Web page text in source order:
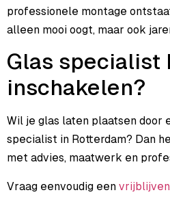
professionele montage
alleen mooi oogt, maar ook
Glas specialist
inschakelen?
Wil je glas laten plaatsen door
specialist in Rotterdam? Dan
met advies, maatwerk en
Vraag eenvoudig een